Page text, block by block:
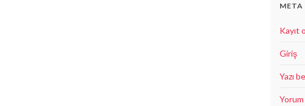
META
Kayıt
Giriş
Yazı